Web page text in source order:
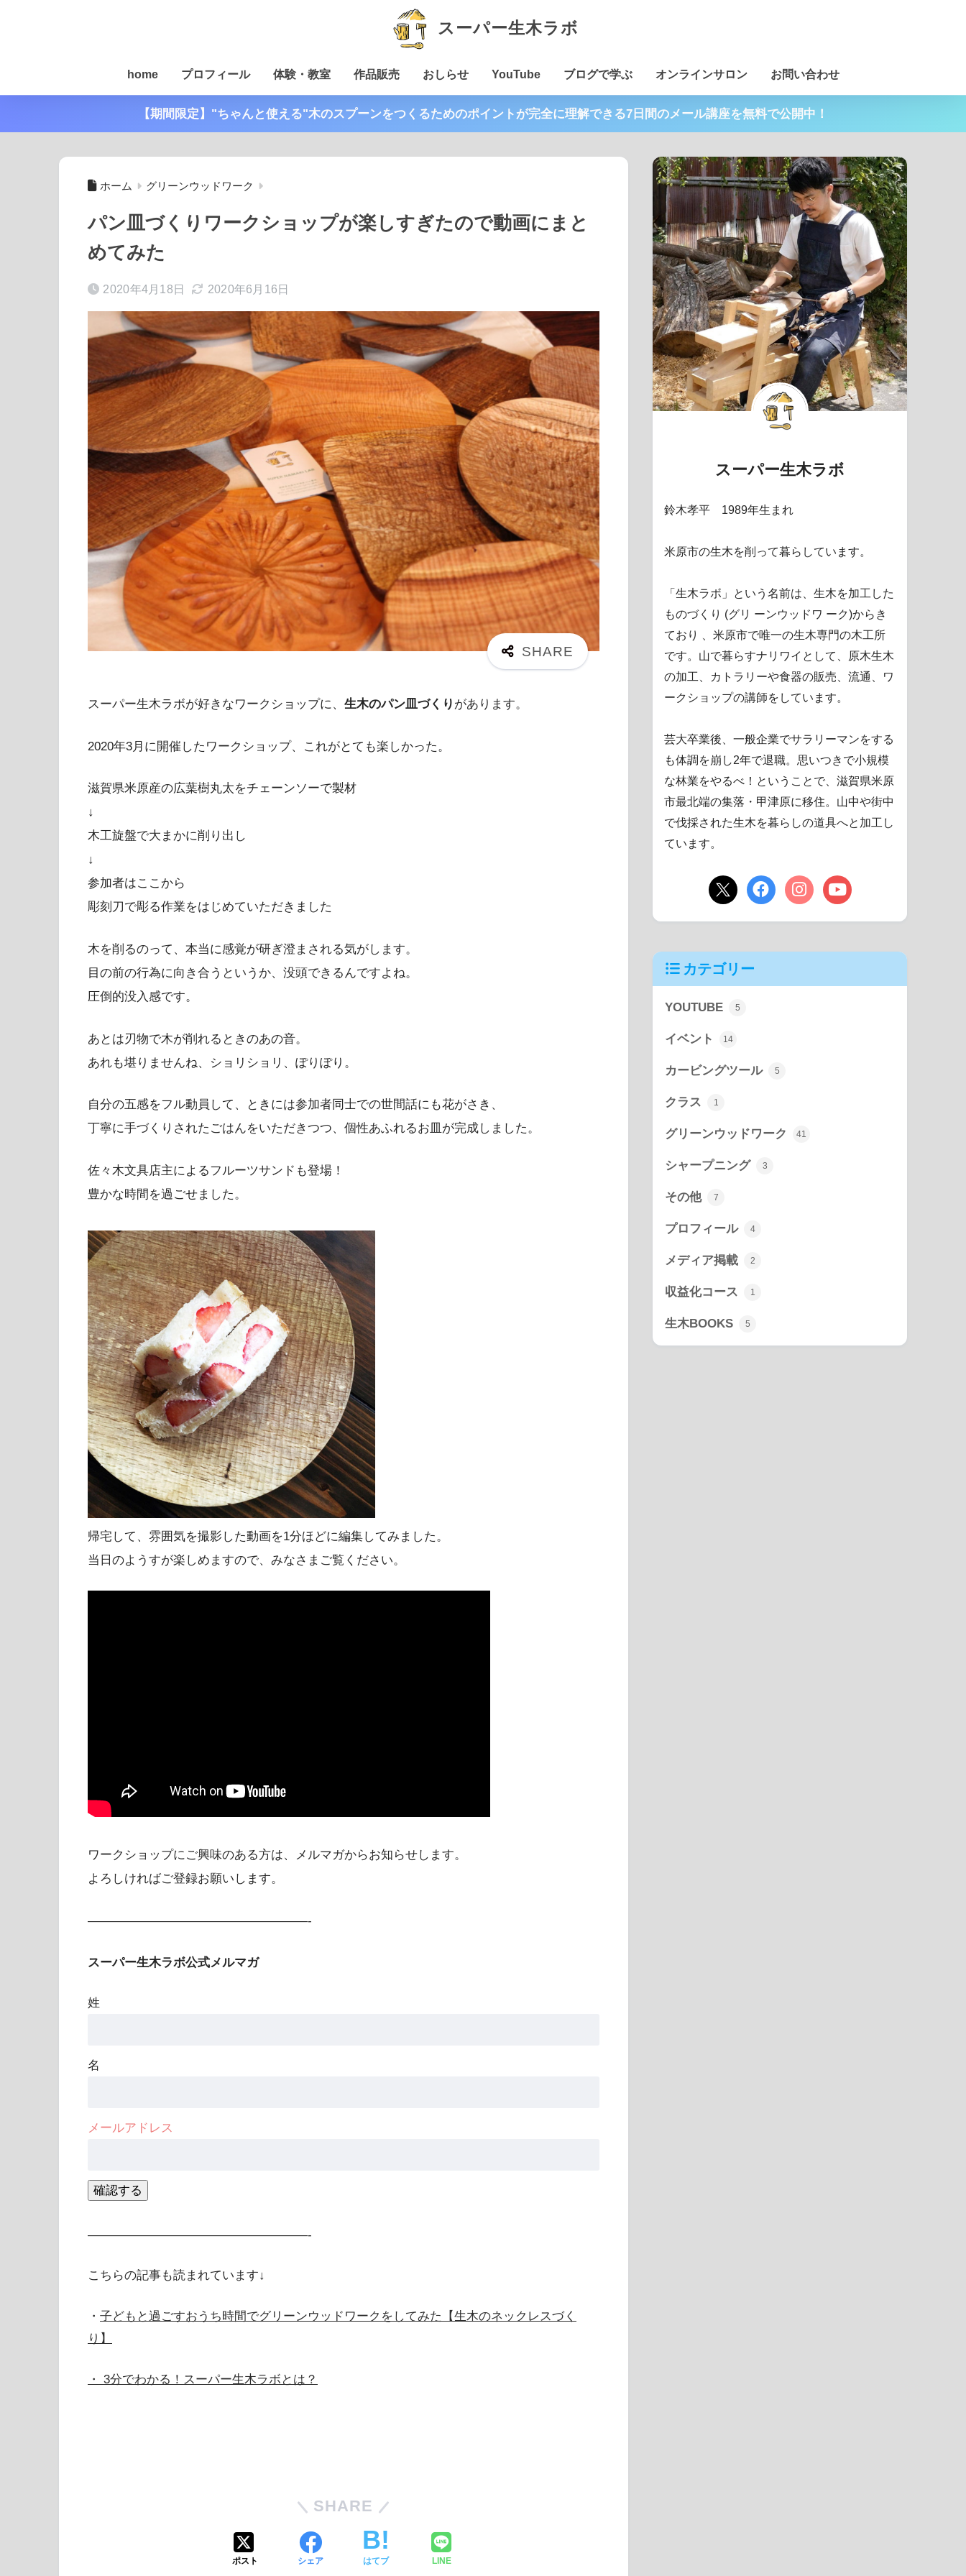
スーパー生木ラボ
home プロフィール 体験・教室 作品販売 おしらせ YouTube ブログで学ぶ オンラインサロン お問い合わせ
【期間限定】"ちゃんと使える"木のスプーンをつくるためのポイントが完全に理解できる7日間のメール講座を無料で公開中！
ホーム グリーンウッドワーク
パン皿づくりワークショップが楽しすぎたので動画にまと
めてみた
2020年4月18日 2020年6月16日
スーパー生木ラボが好きなワークショップに、 生木のパン皿づくり があります。
2020年3月に開催したワークショップ、これがとても楽しかった。
滋賀県米原産の広葉樹丸太をチェーンソーで製材
↓
木工旋盤で大まかに削り出し
↓
参加者はここから
彫刻刀で彫る作業をはじめていただきました
木を削るのって、本当に感覚が研ぎ澄まされる気がします。
目の前の行為に向き合うというか、没頭できるんですよね。
圧倒的没入感です。
あとは刃物で木が削れるときのあの音。
あれも堪りませんね、ショリショリ、ぽりぽり。
自分の五感をフル動員して、ときには参加者同士での世間話にも花がさき、
丁寧に手づくりされたごはんをいただきつつ、個性あふれるお皿が完成しました。
佐々木文具店主によるフルーツサンドも登場！
豊かな時間を過ごせました。
帰宅して、雰囲気を撮影した動画を1分ほどに編集してみました。
当日のようすが楽しめますので、みなさまご覧ください。
ワークショップにご興味のある方は、メルマガからお知らせします。
よろしければご登録お願いします。
——————————————————-
スーパー生木ラボ公式メルマガ
姓
名
メールアドレス
——————————————————-
こちらの記事も読まれています↓
・ 子どもと過ごすおうち時間でグリーンウッドワークをしてみた【生木のネックレスづく
り】
・ 3分でわかる！スーパー生木ラボとは？
SHARE
ポスト シェア はてブ LINE
スーパー生木ラボ
鈴木孝平 1989年生まれ
米原市の生木を削って暮らしています。
「生木ラボ」という名前は、生木を加工した
ものづくり (グリ ーンウッドワ ーク)からき
ており 、米原市で唯一の生木専門の木工所
です。山で暮らすナリワイとして、原木生木
の加工、カトラリーや食器の販売、流通、ワ
ークショップの講師をしています。
芸大卒業後、一般企業でサラリーマンをする
も体調を崩し2年で退職。思いつきで小規模
な林業をやるべ！ということで、滋賀県米原
市最北端の集落・甲津原に移住。山中や街中
で伐採された生木を暮らしの道具へと加工し
ています。
カテゴリー
YOUTUBE 5
イベント 14
カービングツール 5
クラス 1
グリーンウッドワーク 41
シャープニング 3
その他 7
プロフィール 4
メディア掲載 2
収益化コース 1
生木BOOKS 5